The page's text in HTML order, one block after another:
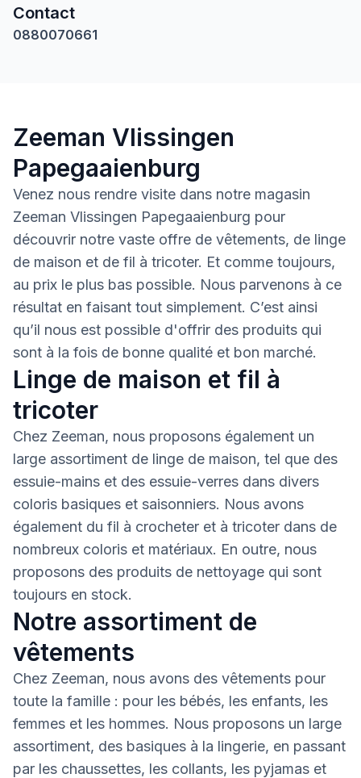
Contact
0880070661
Zeeman Vlissingen
Papegaaienburg
Venez nous rendre visite dans notre magasin
Zeeman Vlissingen Papegaaienburg pour
découvrir notre vaste offre de vêtements, de linge
de maison et de fil à tricoter. Et comme toujours,
au prix le plus bas possible. Nous parvenons à ce
résultat en faisant tout simplement. C’est ainsi
qu’il nous est possible d'offrir des produits qui
sont à la fois de bonne qualité et bon marché.
Linge de maison et fil à
tricoter
Chez Zeeman, nous proposons également un
large assortiment de linge de maison, tel que des
essuie-mains et des essuie-verres dans divers
coloris basiques et saisonniers. Nous avons
également du fil à crocheter et à tricoter dans de
nombreux coloris et matériaux. En outre, nous
proposons des produits de nettoyage qui sont
toujours en stock.
Notre assortiment de
vêtements
Chez Zeeman, nous avons des vêtements pour
toute la famille : pour les bébés, les enfants, les
femmes et les hommes. Nous proposons un large
assortiment, des basiques à la lingerie, en passant
par les chaussettes, les collants, les pyjamas et